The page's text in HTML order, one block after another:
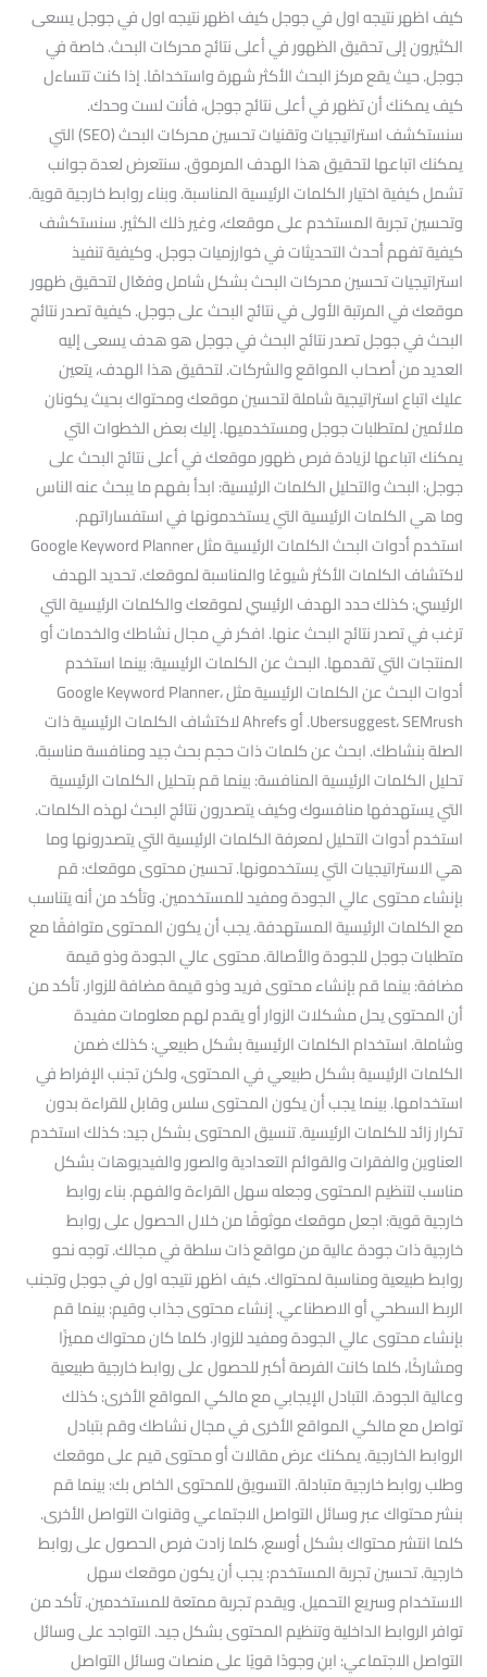
كيف اظهر نتيجه اول في جوجل كيف اظهر نتيجه اول في جوجل يسعى
الكثيرون إلى تحقيق الظهور في أعلى نتائج محركات البحث. خاصة في
جوجل. حيث يقع مركز البحث الأكثر شهرة واستخدامًا. إذا كنت تتساءل
كيف يمكنك أن تظهر في أعلى نتائج جوجل، فأنت لست وحدك.
سنستكشف استراتيجيات وتقنيات تحسين محركات البحث (SEO) التي
يمكنك اتباعها لتحقيق هذا الهدف المرموق. سنتعرض لعدة جوانب
تشمل كيفية اختيار الكلمات الرئيسية المناسبة. وبناء روابط خارجية قوية.
وتحسين تجربة المستخدم على موقعك، وغير ذلك الكثير. سنستكشف
كيفية تفهم أحدث التحديثات في خوارزميات جوجل. وكيفية تنفيذ
استراتيجيات تحسين محركات البحث بشكل شامل وفعّال لتحقيق ظهور
موقعك في المرتبة الأولى في نتائج البحث على جوجل. كيفية تصدر نتائج
البحث في جوجل تصدر نتائج البحث في جوجل هو هدف يسعى إليه
العديد من أصحاب المواقع والشركات. لتحقيق هذا الهدف، يتعين
عليك اتباع استراتيجية شاملة لتحسين موقعك ومحتواك بحيث يكونان
ملائمين لمتطلبات جوجل ومستخدميها. إليك بعض الخطوات التي
يمكنك اتباعها لزيادة فرص ظهور موقعك في أعلى نتائج البحث على
جوجل: البحث والتحليل الكلمات الرئيسية: ابدأ بفهم ما يبحث عنه الناس
وما هي الكلمات الرئيسية التي يستخدمونها في استفساراتهم.
استخدم أدوات البحث الكلمات الرئيسية مثل Google Keyword Planner
لاكتشاف الكلمات الأكثر شيوعًا والمناسبة لموقعك. تحديد الهدف
الرئيسي: كذلك حدد الهدف الرئيسي لموقعك والكلمات الرئيسية التي
ترغب في تصدر نتائج البحث عنها. افكر في مجال نشاطك والخدمات أو
المنتجات التي تقدمها. البحث عن الكلمات الرئيسية: بينما استخدم
أدوات البحث عن الكلمات الرئيسية مثل Google Keyword Planner،
Ubersuggest، SEMrush. أو Ahrefs لاكتشاف الكلمات الرئيسية ذات
الصلة بنشاطك. ابحث عن كلمات ذات حجم بحث جيد ومنافسة مناسبة.
تحليل الكلمات الرئيسية المنافسة: بينما قم بتحليل الكلمات الرئيسية
التي يستهدفها منافسوك وكيف يتصدرون نتائج البحث لهذه الكلمات.
استخدم أدوات التحليل لمعرفة الكلمات الرئيسية التي يتصدرونها وما
هي الاستراتيجيات التي يستخدمونها. تحسين محتوى موقعك: قم
بإنشاء محتوى عالي الجودة ومفيد للمستخدمين. وتأكد من أنه يتناسب
مع الكلمات الرئيسية المستهدفة. يجب أن يكون المحتوى متوافقًا مع
متطلبات جوجل للجودة والأصالة. محتوى عالي الجودة وذو قيمة
مضافة: بينما قم بإنشاء محتوى فريد وذو قيمة مضافة للزوار. تأكد من
أن المحتوى يحل مشكلات الزوار أو يقدم لهم معلومات مفيدة
وشاملة. استخدام الكلمات الرئيسية بشكل طبيعي: كذلك ضمن
الكلمات الرئيسية بشكل طبيعي في المحتوى، ولكن تجنب الإفراط في
استخدامها. بينما يجب أن يكون المحتوى سلس وقابل للقراءة بدون
تكرار زائد للكلمات الرئيسية. تنسيق المحتوى بشكل جيد: كذلك استخدم
العناوين والفقرات والقوائم التعدادية والصور والفيديوهات بشكل
مناسب لتنظيم المحتوى وجعله سهل القراءة والفهم. بناء روابط
خارجية قوية: اجعل موقعك موثوقًا من خلال الحصول على روابط
خارجية ذات جودة عالية من مواقع ذات سلطة في مجالك. توجه نحو
روابط طبيعية ومناسبة لمحتواك. كيف اظهر نتيجه اول في جوجل وتجنب
الربط السطحي أو الاصطناعي. إنشاء محتوى جذاب وقيم: بينما قم
بإنشاء محتوى عالي الجودة ومفيد للزوار. كلما كان محتواك مميزًا
ومشاركًا، كلما كانت الفرصة أكبر للحصول على روابط خارجية طبيعية
وعالية الجودة. التبادل الإيجابي مع مالكي المواقع الأخرى: كذلك
تواصل مع مالكي المواقع الأخرى في مجال نشاطك وقم بتبادل
الروابط الخارجية. يمكنك عرض مقالات أو محتوى قيم على موقعك
وطلب روابط خارجية متبادلة. التسويق للمحتوى الخاص بك: بينما قم
بنشر محتواك عبر وسائل التواصل الاجتماعي وقنوات التواصل الأخرى.
كلما انتشر محتواك بشكل أوسع، كلما زادت فرص الحصول على روابط
خارجية. تحسين تجربة المستخدم: يجب أن يكون موقعك سهل
الاستخدام وسريع التحميل. ويقدم تجربة ممتعة للمستخدمين. تأكد من
توافر الروابط الداخلية وتنظيم المحتوى بشكل جيد. التواجد على وسائل
التواصل الاجتماعي: ابنِ وجودًا قويًا على منصات وسائل التواصل